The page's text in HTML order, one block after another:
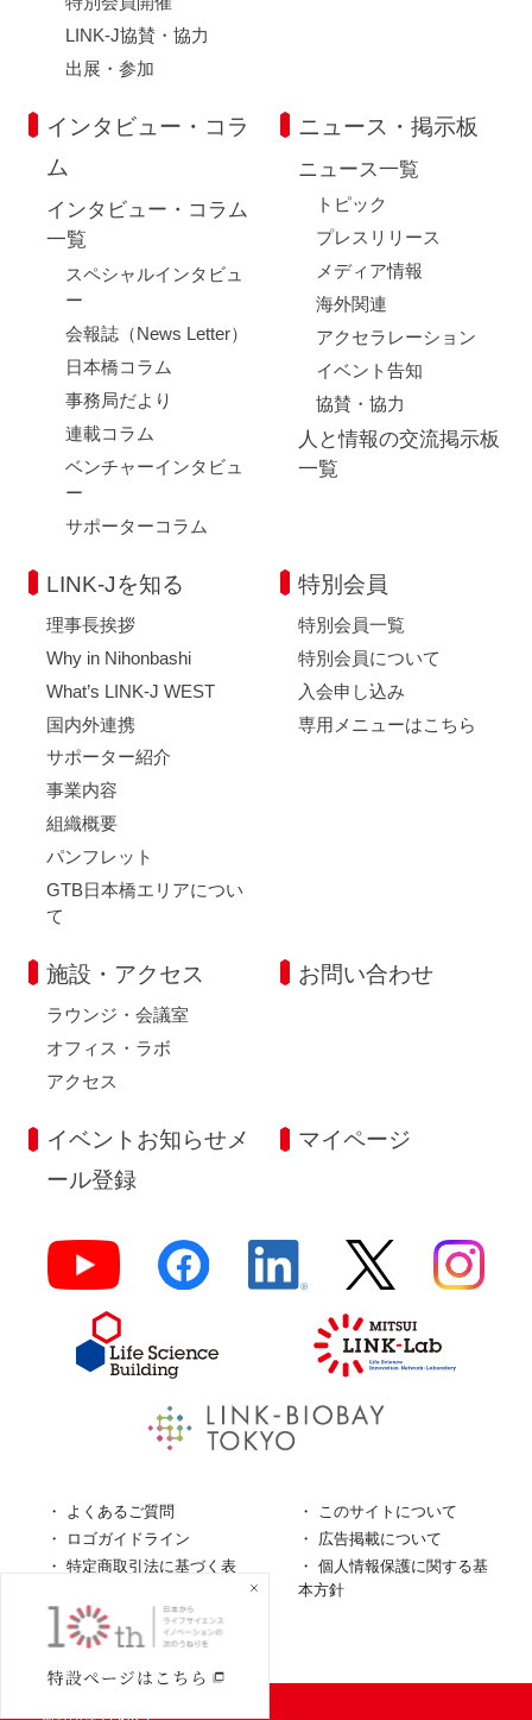
LINK-J協賛・協力
出展・参加
インタビュー・コラ
ム
インタビュー・コラム
一覧
スペシャルインタビュ
ー
会報誌（News Letter）
日本橋コラム
事務局だより
連載コラム
ベンチャーインタビュ
ー
サポーターコラム
ニュース・掲示板
ニュース一覧
トピック
プレスリリース
メディア情報
海外関連
アクセラレーション
イベント告知
協賛・協力
人と情報の交流掲示板
一覧
LINK-Jを知る
理事長挨拶
Why in Nihonbashi
What’s LINK-J WEST
国内外連携
サポーター紹介
事業内容
組織概要
パンフレット
GTB日本橋エリアについ
て
特別会員
特別会員一覧
特別会員について
入会申し込み
専用メニューはこちら
施設・アクセス
ラウンジ・会議室
オフィス・ラボ
アクセス
お問い合わせ
イベントお知らせメ
ール登録
マイページ
よくあるご質問
このサイトについて
ロゴガイドライン
広告掲載について
特定商取引法に基づく表
個人情報保護に関する基
本方針
個人情報の取扱について